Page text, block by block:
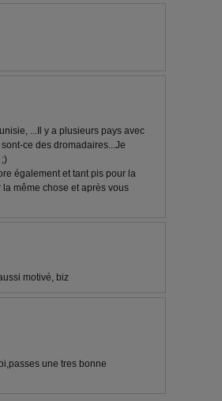
...Il y a plusieurs pays avec
ce des dromadaires...Je
également et tant pis pour la
même chose et après vous
motivé, biz
une tres bonne